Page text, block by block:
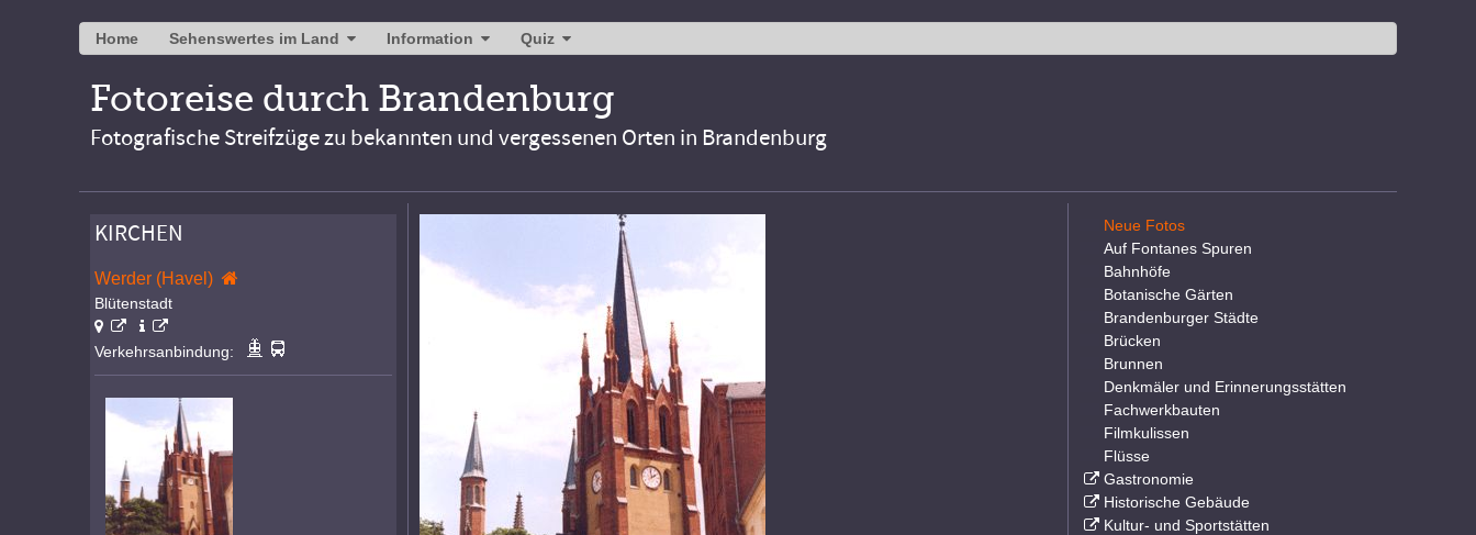
Home Sehenswertes im Land Information Quiz
Fotoreise durch Brandenburg
Fotografische Streifzüge zu bekannten und vergessenen Orten in Brandenburg
KIRCHEN
Werder (Havel)
Blütenstadt
Verkehrsanbindung:
Neue Fotos
Auf Fontanes Spuren
Bahnhöfe
Botanische Gärten
Brandenburger Städte
Brücken
Brunnen
Denkmäler und Erinnerungsstätten
Fachwerkbauten
Filmkulissen
Flüsse
Gastronomie
Historische Gebäude
Kultur- und Sportstätten